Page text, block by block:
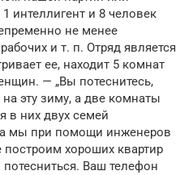
интеллигент и 8 человек
не менее
и т. п. Отряд является
ее, находит 5 комнат
— „Вы потеснитесь,
эту зиму, а две комнаты
в них двух семей
мы при помощи инженеров
хороших квартир
Ваш телефон